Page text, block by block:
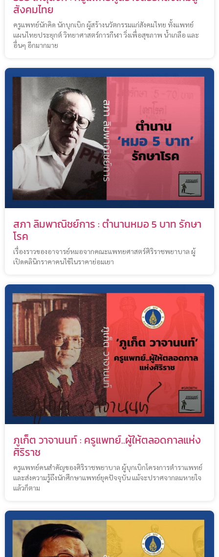
สังคมไทย
ครูแพทย์นักคิด นักบุกเบิก ผู้สร้างนวัตกรรมแก่สังคมไทย ทั้งแพทย์
แผนไทยประยุกต์ วิทยาศาสตร์การกีฬา วิ่งเพื่อสุขภาพ น้ำเกลือ และ
อื่นๆ อีกมากมาย
สภา ลิมพาณิชย์การ : ตำนานหมอ 5 บาท รักษา
โรค
เรื่องราวของอาจารย์หมอจากคณะแพทยศาสตร์ศิริราชพยาบาล ผู้
เปิดคลินิกราคาคนไข้ในราคาย่อมเยา
ภูเก็ต วาจานนท์ : ครูแพทย์..ผู้ให้ตลอดกาลแห่ง
ศิริราช
ครูแพทย์คนสำคัญของศิริราชพยาบาล ผู้บุกเบิกโครงการตำราแพทย์
และส่งความรู้ถึงนักศึกษาแพทย์ยุคปัจจุบัน แม้จะปราศจากลมหายใจ
แล้วก็ตาม